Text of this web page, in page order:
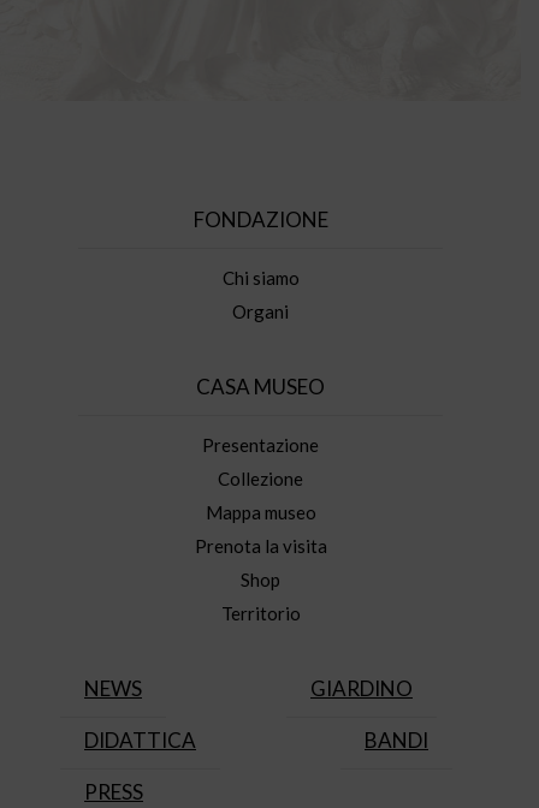
FONDAZIONE
Chi siamo
Organi
CASA MUSEO
Presentazione
Collezione
Mappa museo
Prenota la visita
Shop
Territorio
NEWS GIARDINO
DIDATTICA BANDI
PRESS